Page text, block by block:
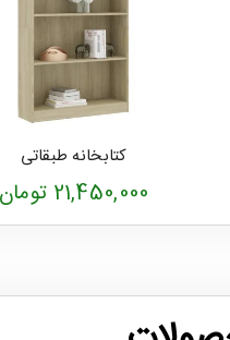
کتابخانه طبقاتی
21,450,000 تومان